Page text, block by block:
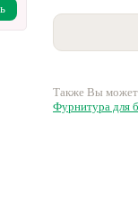
Также Вы
Фурнитура для